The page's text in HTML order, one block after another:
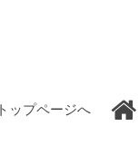
トップページへ